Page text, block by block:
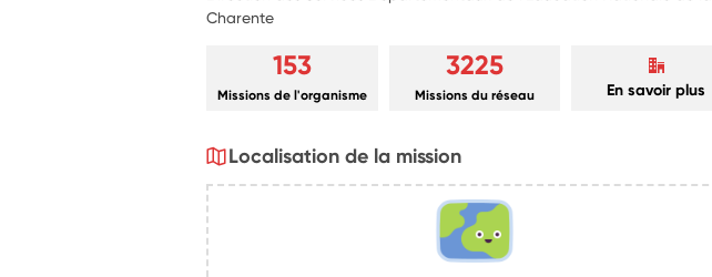
Charente
153
Missions de l'organisme
3225
Missions du réseau En savoir plus
Localisation de la mission